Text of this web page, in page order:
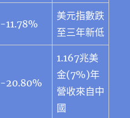
-11.78%
美元指數跌
至三年新低
-20.80%
1.167兆美
金(7%)年
營收來自中
國